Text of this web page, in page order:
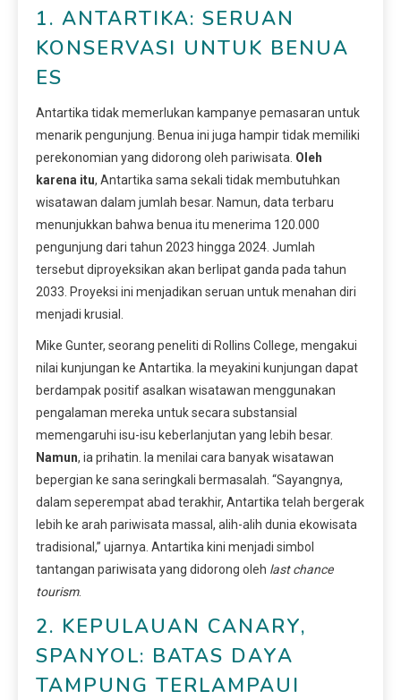
1. ANTARTIKA: SERUAN
KONSERVASI UNTUK BENUA
ES
Antartika tidak memerlukan kampanye pemasaran untuk
menarik pengunjung. Benua ini juga hampir tidak memiliki
perekonomian yang didorong oleh pariwisata. Oleh
karena itu, Antartika sama sekali tidak membutuhkan
wisatawan dalam jumlah besar. Namun, data terbaru
menunjukkan bahwa benua itu menerima 120.000
pengunjung dari tahun 2023 hingga 2024. Jumlah
tersebut diproyeksikan akan berlipat ganda pada tahun
2033. Proyeksi ini menjadikan seruan untuk menahan diri
menjadi krusial.
Mike Gunter, seorang peneliti di Rollins College, mengakui
nilai kunjungan ke Antartika. Ia meyakini kunjungan dapat
berdampak positif asalkan wisatawan menggunakan
pengalaman mereka untuk secara substansial
memengaruhi isu-isu keberlanjutan yang lebih besar.
Namun, ia prihatin. Ia menilai cara banyak wisatawan
bepergian ke sana seringkali bermasalah. “Sayangnya,
dalam seperempat abad terakhir, Antartika telah bergerak
lebih ke arah pariwisata massal, alih-alih dunia ekowisata
tradisional,” ujarnya. Antartika kini menjadi simbol
tantangan pariwisata yang didorong oleh last chance
tourism.
2. KEPULAUAN CANARY,
SPANYOL: BATAS DAYA
TAMPUNG TERLAMPAUI